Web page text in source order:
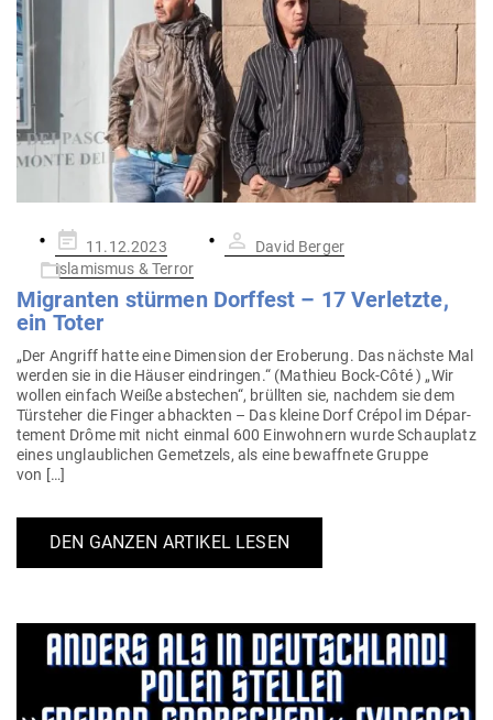
Gepostet
am
11.12.2023
David Berger
Islamismus & Terror
Migranten stürmen Dorffest – 17 Ver­letzte,
ein Toter
„Der Angriff hatte eine Dimension der Eroberung. Das nächste Mal
werden sie in die Häuser ein­dringen.“ (Mathieu Bock-Côté ) „Wir
wollen einfach Weiße abstechen“, brüllten sie, nachdem sie dem
Tür­steher die Finger abhackten – Das kleine Dorf Crépol im Dépar­
tement Drôme mit nicht einmal 600 Ein­wohnern wurde Schau­platz
eines unglaub­lichen Gemetzels, als eine bewaffnete Gruppe
von […]
DEN GANZEN ARTIKEL LESEN